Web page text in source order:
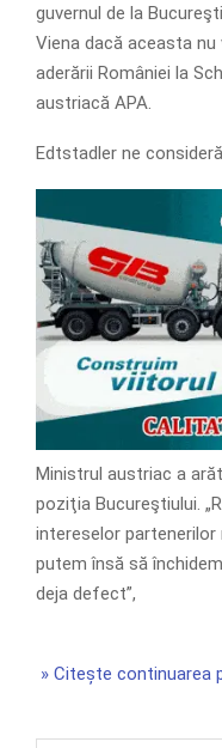
guvernul de la
Viena dacă aceasta
aderării României la
austriacă APA.
Edtstadler ne
Ministrul austriac a
poziţia Bucureştiului.
intereselor partenerilor
putem însă să
deja defect”,
» Citește continuarea